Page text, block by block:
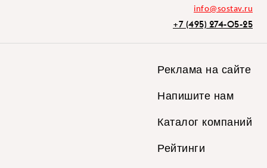
info@sostav.ru
+7 (495) 274-05-25
Реклама на сайте
Напишите нам
Каталог компаний
Рейтинги